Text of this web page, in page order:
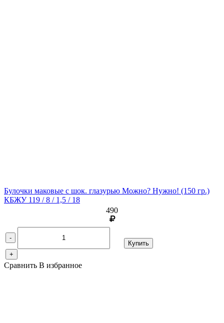
Булочки маковые с шок. глазурью Можно? Нужно! (150 гр.)
КБЖУ 119 / 8 / 1,5 / 18
490
-
+
Купить
Сравнить В избранное